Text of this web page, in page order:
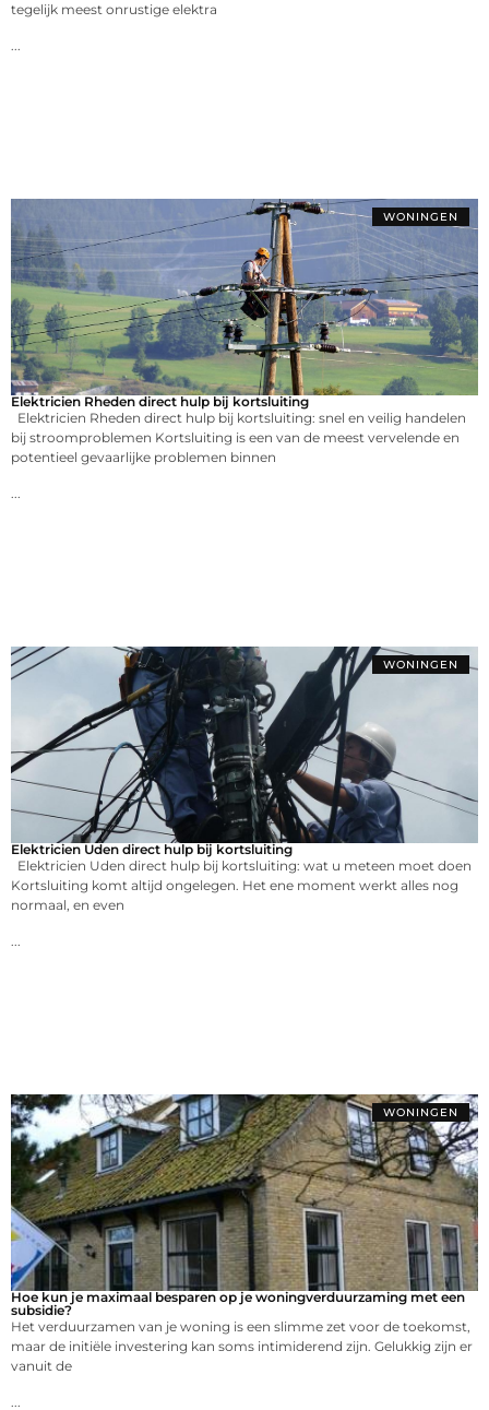
tegelijk meest onrustige elektra
WONINGEN
Elektricien Rheden direct hulp bij kortsluiting
Elektricien Rheden direct hulp bij kortsluiting: snel en veilig handelen
bij stroomproblemen Kortsluiting is een van de meest vervelende en
potentieel gevaarlijke problemen binnen
WONINGEN
Elektricien Uden direct hulp bij kortsluiting
Elektricien Uden direct hulp bij kortsluiting: wat u meteen moet doen
Kortsluiting komt altijd ongelegen. Het ene moment werkt alles nog
normaal, en even
WONINGEN
Hoe kun je maximaal besparen op je woningverduurzaming met een
subsidie?
Het verduurzamen van je woning is een slimme zet voor de toekomst,
maar de initiële investering kan soms intimiderend zijn. Gelukkig zijn er
vanuit de